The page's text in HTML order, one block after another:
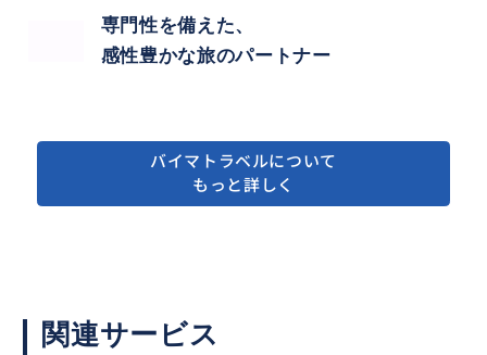
専門性を備えた、
感性豊かな旅のパートナー
バイマトラベルについて
もっと詳しく
関連サービス